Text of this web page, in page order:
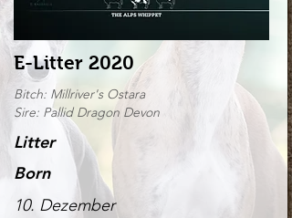
E-Litter 2020
Bitch: Millriver's Ostara
Sire: Pallid Dragon Devon
Litter
Born
10. Dezember